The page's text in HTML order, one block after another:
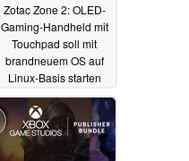
Zotac Zone 2: OLED-
Gaming-Handheld mit
Touchpad soll mit
brandneuem OS auf
Linux-Basis starten
13.05.2025